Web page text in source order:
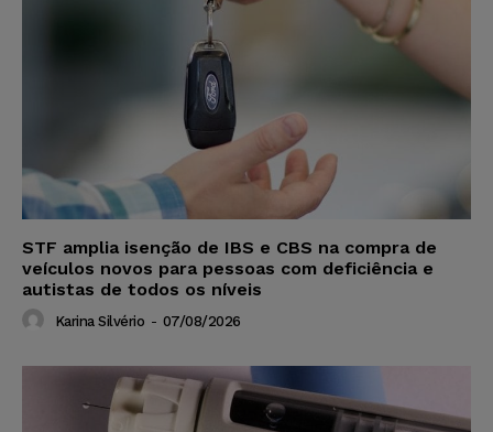
STF amplia isenção de IBS e CBS na compra de
veículos novos para pessoas com deficiência e
autistas de todos os níveis
Karina Silvério - 07/08/2026